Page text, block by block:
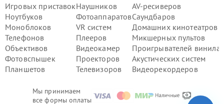
Мы принимаем
все формы оплаты
Игровых приставок
Ноутбуков
Моноблоков
Телефонов
Объективов
Фотовспышек
Планшетов
Наушников
Фотоаппаратов
VR систем
Плееров
Видеокамер
Проекторов
Телевизоров
AV-ресиверов
Саундбаров
Домашних кинотеатров
Микшерных пультов
Проигрывателей винила
Акустических систем
Видеорекордеров
видеокамеры Sony в г.Волгоград
Замена дисплея (экрана)
видеокамеры Sony в г. Самара
Замена дисплея (экрана)
видеокамеры Sony в г.Пермь
Замена дисплея (экрана)
видеокамеры Sony в г.Красноярск
видеокамеры Sony в г.
Замена дисплея (экрана)